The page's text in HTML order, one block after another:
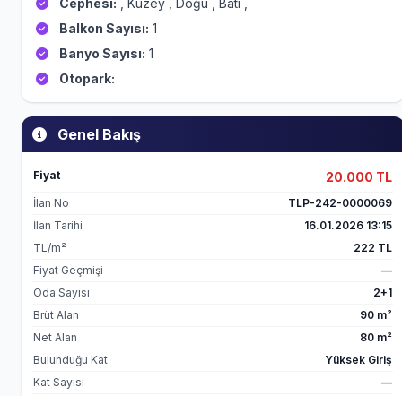
Genel Bakış
Fiyat 20.000 TL
İlan No
TLP-242-0000069
İlan Tarihi
16.01.2026 13:15
TL/m²
222 TL
Fiyat Geçmişi
—
Oda Sayısı
2+1
Brüt Alan
90 m²
Net Alan
80 m²
Bulunduğu Kat
Yüksek Giriş
Kat Sayısı
—
Balkon Sayısı: 1
Banyo Sayısı: 1
Otopark: